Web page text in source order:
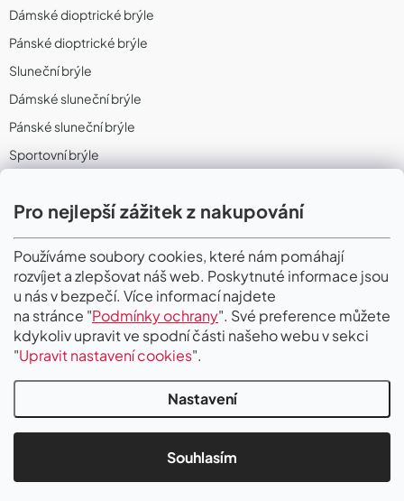
Pro nejlepší zážitek z nakupování
Používáme soubory cookies, které nám pomáhají
rozvíjet a zlepšovat náš web. Poskytnuté informace jsou
u nás v bezpečí. Více informací najdete
na stránce "Podmínky ochrany". Své preference můžete
kdykoliv upravit ve spodní části našeho webu v sekci
"Upravit nastavení cookies".
Nastavení
Souhlasím
Dámské dioptrické brýle
Pánské dioptrické brýle
Sluneční brýle
Dámské sluneční brýle
Pánské sluneční brýle
Sportovní brýle
Sportovní dioptrické brýle
II. Jakost
PŘIJÍMÁME ONLINE PLATBY
Copyright 2026Gigaoptik. Všechna práva vyhrazena.Upravit nastavení
cookies